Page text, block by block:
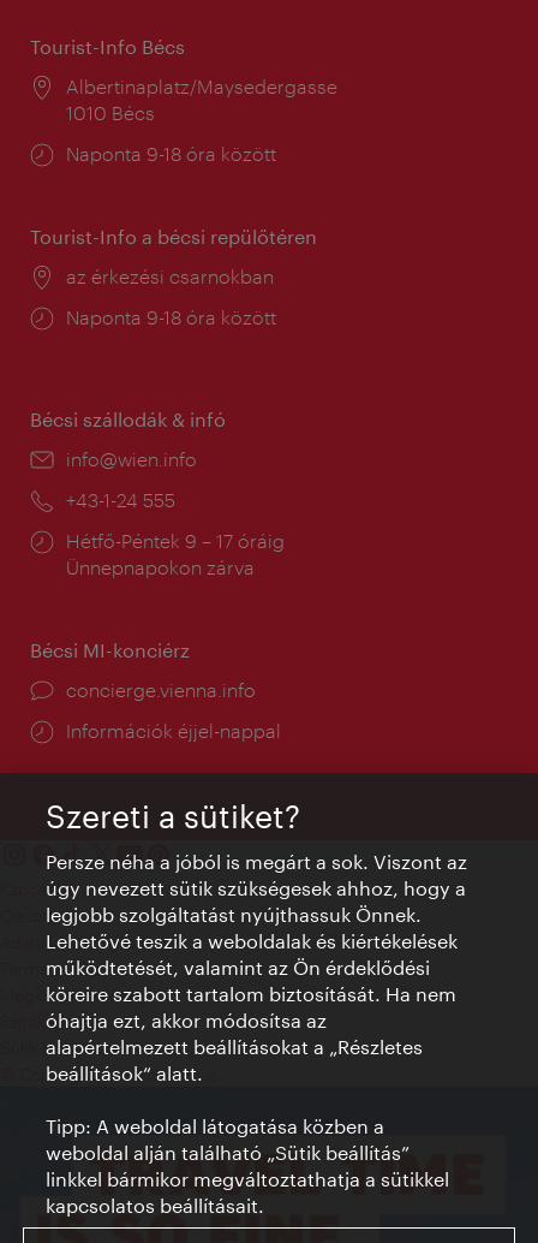
Tourist-Info Bécs
Helyszín:
Albertinaplatz/Maysedergasse
1010 Bécs
Nyitva
Naponta 9-18 óra között
Tourist-Info a bécsi repülőtéren
Helyszín:
az érkezési csarnokban
Nyitva
Naponta 9-18 óra között
Bécsi szállodák & infó
E-
info@wien.info
Telefon:
+43-1-24 555
Nyitva
tartás:
Hétfő-Péntek 9 – 17 óráig
Ünnepnapokon zárva
Bécsi MI-konciérz
concierge.vienna.info
Információk éjjel-nappal
Kapcsolat
Credits
Adatvédelmi nyilatkozat
Terms of Use
Megközelíthetőség
Sajtókapcsolat
Sütik beállítása
© Copyright WienTourismus
Szereti a sütiket?
Persze néha a jóból is megárt a sok. Viszont az
úgy nevezett sütik szükségesek ahhoz, hogy a
legjobb szolgáltatást nyújthassuk Önnek.
Lehetővé teszik a weboldalak és kiértékelések
működtetését, valamint az Ön érdeklődési
köreire szabott tartalom biztosítását. Ha nem
óhajtja ezt, akkor módosítsa az
alapértelmezett beállításokat a „Részletes
beállítások“ alatt.
Tipp: A weboldal látogatása közben a
weboldal alján található „Sütik beállítás”
linkkel bármikor megváltoztathatja a sütikkel
kapcsolatos beállításait.